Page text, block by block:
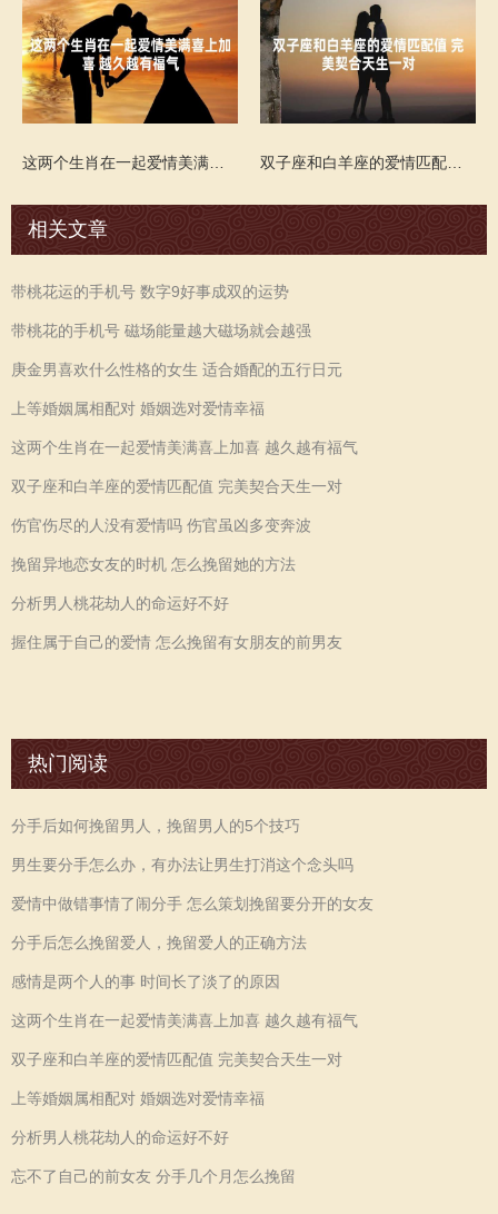
相关文章
带桃花运的手机号 数字9好事成双的运势
带桃花的手机号 磁场能量越大磁场就会越强
庚金男喜欢什么性格的女生 适合婚配的五行日元
上等婚姻属相配对 婚姻选对爱情幸福
这两个生肖在一起爱情美满喜上加喜 越久越有福气
双子座和白羊座的爱情匹配值 完美契合天生一对
伤官伤尽的人没有爱情吗 伤官虽凶多变奔波
挽留异地恋女友的时机 怎么挽留她的方法
分析男人桃花劫人的命运好不好
握住属于自己的爱情 怎么挽留有女朋友的前男友
热门阅读
分手后如何挽留男人，挽留男人的5个技巧
男生要分手怎么办，有办法让男生打消这个念头吗
爱情中做错事情了闹分手 怎么策划挽留要分开的女友
分手后怎么挽留爱人，挽留爱人的正确方法
感情是两个人的事 时间长了淡了的原因
这两个生肖在一起爱情美满喜上加喜 越久越有福气
双子座和白羊座的爱情匹配值 完美契合天生一对
上等婚姻属相配对 婚姻选对爱情幸福
分析男人桃花劫人的命运好不好
忘不了自己的前女友 分手几个月怎么挽留